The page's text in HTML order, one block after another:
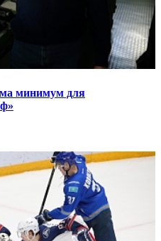
минимум для